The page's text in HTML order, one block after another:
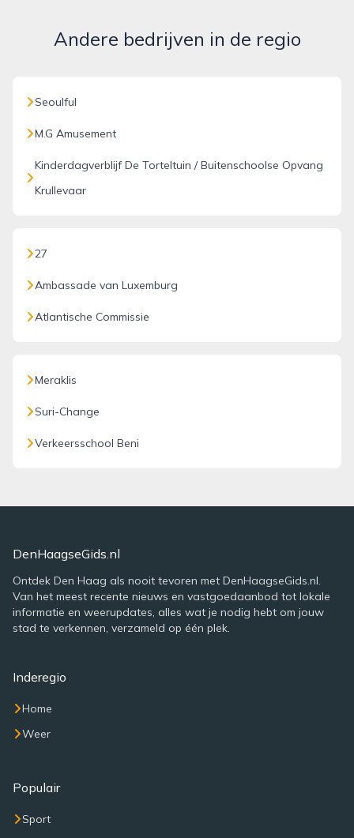
Andere bedrijven in de regio
Seoulful
M.G Amusement
Kinderdagverblijf De Torteltuin / Buitenschoolse Opvang
Krullevaar
27
Ambassade van Luxemburg
Atlantische Commissie
Meraklis
Suri-Change
Verkeersschool Beni
DenHaagseGids.nl
Ontdek Den Haag als nooit tevoren met DenHaagseGids.nl.
Van het meest recente nieuws en vastgoedaanbod tot lokale
informatie en weerupdates, alles wat je nodig hebt om jouw
stad te verkennen, verzameld op één plek.
Inderegio
Home
Weer
Populair
Sport